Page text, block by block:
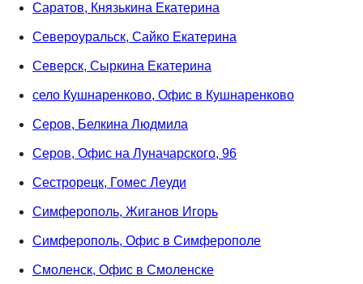
Саратов, Князькина Екатерина
Североуральск, Сайко Екатерина
Северск, Сыркина Екатерина
село Кушнаренково, Офис в Кушнаренково
Серов, Белкина Людмила
Серов, Офис на Луначарского, 96
Сестрорецк, Гомес Леуди
Симферополь, Жиганов Игорь
Симферополь, Офис в Симферополе
Смоленск, Офис в Смоленске